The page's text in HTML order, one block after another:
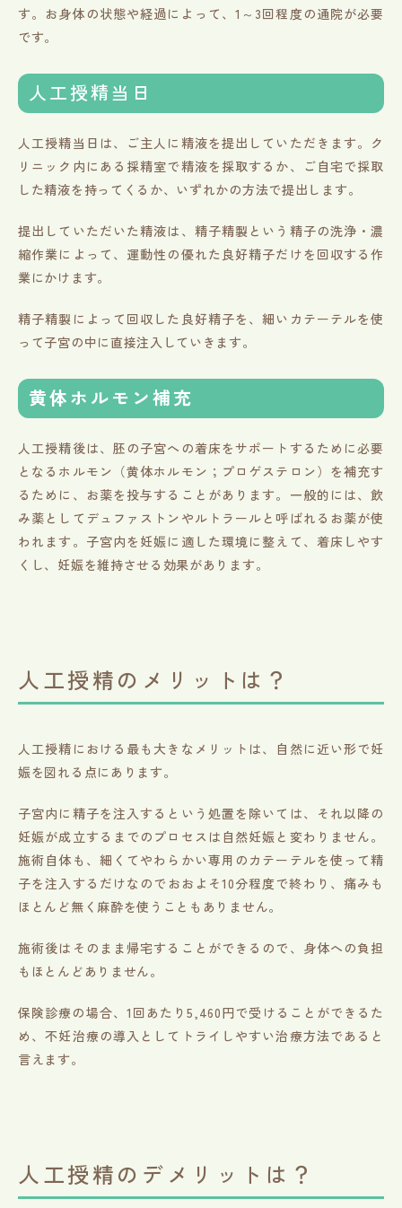
す。お身体の状態や経過によって、1～3回程度の通院が必要
です。
人工授精当日
人工授精当日は、ご主人に精液を提出していただきます。ク
リニック内にある採精室で精液を採取するか、ご自宅で採取
した精液を持ってくるか、いずれかの方法で提出します。
提出していただいた精液は、精子精製という精子の洗浄・濃
縮作業によって、運動性の優れた良好精子だけを回収する作
業にかけます。
精子精製によって回収した良好精子を、細いカテーテルを使
って子宮の中に直接注入していきます。
黄体ホルモン補充
人工授精後は、胚の子宮への着床をサポートするために必要
となるホルモン（黄体ホルモン；プロゲステロン）を補充す
るために、お薬を投与することがあります。一般的には、飲
み薬としてデュファストンやルトラールと呼ばれるお薬が使
われます。子宮内を妊娠に適した環境に整えて、着床しやす
くし、妊娠を維持させる効果があります。
人工授精のメリットは？
人工授精における最も大きなメリットは、自然に近い形で妊
娠を図れる点にあります。
子宮内に精子を注入するという処置を除いては、それ以降の
妊娠が成立するまでのプロセスは自然妊娠と変わりません。
施術自体も、細くてやわらかい専用のカテーテルを使って精
子を注入するだけなのでおおよそ10分程度で終わり、痛みも
ほとんど無く麻酔を使うこともありません。
施術後はそのまま帰宅することができるので、身体への負担
もほとんどありません。
保険診療の場合、1回あたり5,460円で受けることができるた
め、不妊治療の導入としてトライしやすい治療方法であると
言えます。
人工授精のデメリットは？